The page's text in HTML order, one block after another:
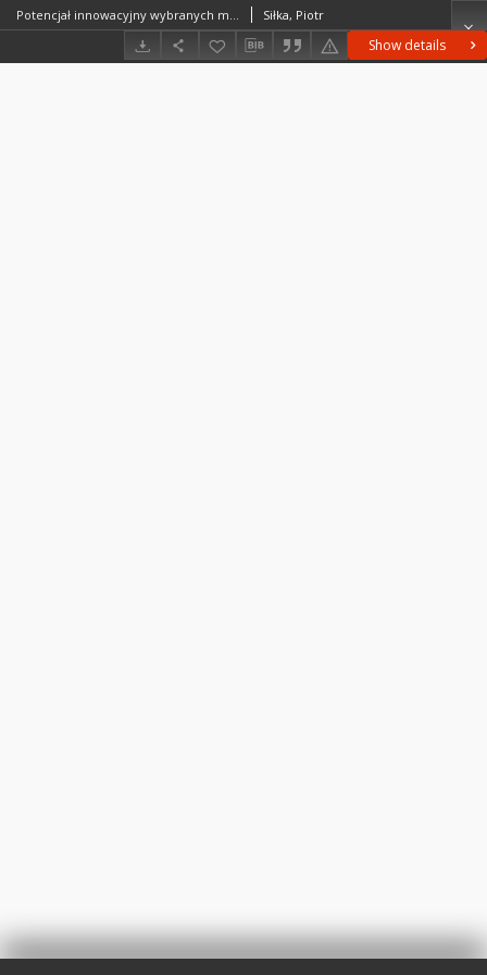
Show details
Potencjał innowacyjny wybranych miast Polski a ich rozwój gospodarczy = Innovation potential of selected Polish cities and their economic development Siłka, Piotr